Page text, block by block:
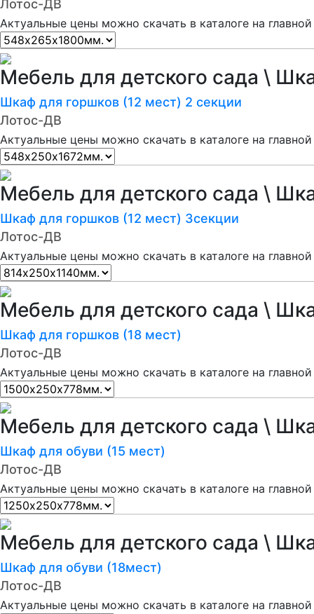
Лотос-ДВ
Актуальные цены можно скачать в каталоге на
Мебель для детского сада \
Шкаф для горшков (12 мест) 2 секции
Лотос-ДВ
Актуальные цены можно скачать в каталоге на
Мебель для детского сада \
Шкаф для горшков (12 мест) 3секции
Лотос-ДВ
Актуальные цены можно скачать в каталоге на
Мебель для детского сада \
Шкаф для горшков (18 мест)
Лотос-ДВ
Актуальные цены можно скачать в каталоге на
Мебель для детского сада \
Шкаф для обуви (15 мест)
Лотос-ДВ
Актуальные цены можно скачать в каталоге на
Мебель для детского сада \
Шкаф для обуви (18мест)
Лотос-ДВ
Актуальные цены можно скачать в каталоге на